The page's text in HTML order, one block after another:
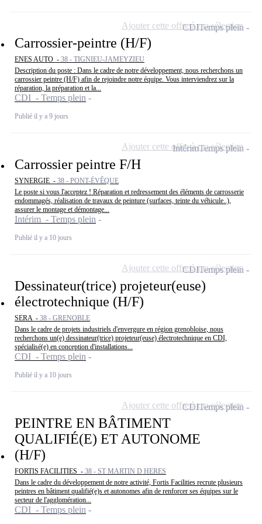
Carrossier-peintre (H/F)
ENES AUTO - 38 - TIGNIEU-JAMEYZIEU
Description du poste : Dans le cadre de notre développement, nous recherchons un
carrossier peintre (H/F) afin de rejoindre notre équipe. Vous interviendrez sur la
réparation, la préparation et la...
CDI - Temps plein
Publié il y a 9 jours
CDITemps plein
Ajouter cette offre à ma sélection
Carrossier peintre F/H
SYNERGIE - 38 - PONT-ÉVÊQUE
Le poste si vous l'acceptez ! Réparation et redressement des éléments de carrosserie
endommagés, réalisation de travaux de peinture (surfaces, teinte du véhicule..),
assurer le montage et démontage...
Intérim - Temps plein
Publié il y a 10 jours
IntérimTemps plein
Ajouter cette offre à ma sélection
Dessinateur(trice) projeteur(euse)
électrotechnique (H/F)
SERA - 38 - GRENOBLE
Dans le cadre de projets industriels d'envergure en région grenobloise, nous
recherchons un(e) dessinateur(trice) projeteur(euse) électrotechnique en CDI,
spécialisé(e) en conception d'installations...
CDI - Temps plein
Publié il y a 10 jours
CDITemps plein
Ajouter cette offre à ma sélection
PEINTRE EN BÂTIMENT
QUALIFIÉ(E) ET AUTONOME
(H/F)
FORTIS FACILITIES - 38 - ST MARTIN D HERES
Dans le cadre du développement de notre activité, Fortis Facilities recrute plusieurs
peintres en bâtiment qualifié(e)s et autonomes afin de renforcer ses équipes sur le
secteur de l'agglomération...
CDI - Temps plein
CDITemps plein
Ajouter cette offre à ma sélection